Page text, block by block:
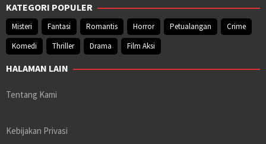
KATEGORI POPULER
Misteri Fantasi Romantis Horror Petualangan
Crime
Komedi
Thriller Drama Film Aksi
HALAMAN LAIN
Tentang Kami
Kebijakan Privasi